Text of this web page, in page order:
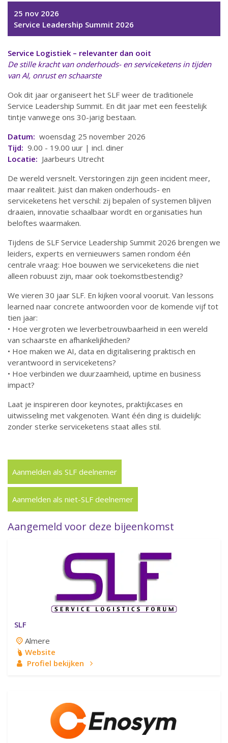
25 nov 2026
Service Leadership Summit 2026
Service Logistiek – relevanter dan ooit
De stille kracht van onderhouds- en serviceketens in tijden
van AI, onrust en schaarste
Ook dit jaar organiseert het SLF weer de traditionele
Service Leadership Summit. En dit jaar met een feestelijk
tintje vanwege ons 30-jarig bestaan.
Datum: woensdag 25 november 2026
Tijd: 9.00 - 19.00 uur | incl. diner
Locatie: Jaarbeurs Utrecht
De wereld versnelt. Verstoringen zijn geen incident meer,
maar realiteit. Juist dan maken onderhouds- en
serviceketens het verschil: zij bepalen of systemen blijven
draaien, innovatie schaalbaar wordt en organisaties hun
beloftes waarmaken.
Tijdens de SLF Service Leadership Summit 2026 brengen we
leiders, experts en vernieuwers samen rondom één
centrale vraag: Hoe bouwen we serviceketens die niet
alleen robuust zijn, maar ook toekomstbestendig?
We vieren 30 jaar SLF. En kijken vooral vooruit. Van lessons
learned naar concrete antwoorden voor de komende vijf tot
tien jaar:
• Hoe vergroten we leverbetrouwbaarheid in een wereld
van schaarste en afhankelijkheden?
• Hoe maken we AI, data en digitalisering praktisch en
verantwoord in serviceketens?
• Hoe verbinden we duurzaamheid, uptime en business
impact?
Laat je inspireren door keynotes, praktijkcases en
uitwisseling met vakgenoten. Want één ding is duidelijk:
zonder sterke serviceketens staat alles stil.
Aanmelden als SLF deelnemer
Aanmelden als niet-SLF deelnemer
Aangemeld voor deze bijeenkomst
SLF
Almere
Website
Profiel bekijken